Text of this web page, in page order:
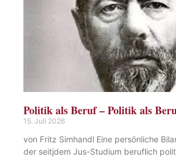
Politik als Beruf – Politik als
15. Juli 2026
von Fritz Simhandl Eine persönliche
der seitjdem Jus-Studium beruflich